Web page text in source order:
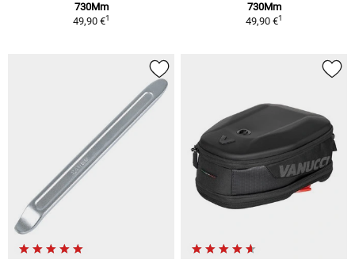
730Mm
49,90 €1
730Mm
49,90 €1